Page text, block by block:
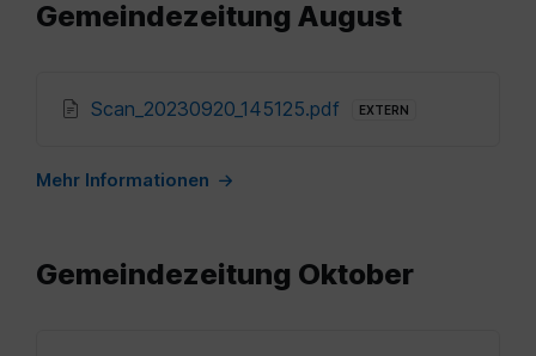
Gemeindezeitung August
Scan_20230920_145125.pdf
File
EXTERN
Mehr Informationen
Gemeindezeitung Oktober